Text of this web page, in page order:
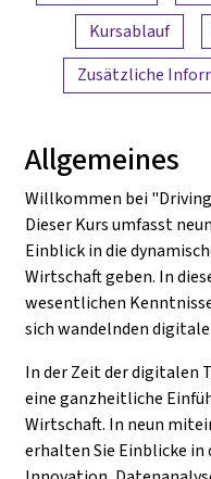
Kursablauf
Zusätzliche
Allgemeines
Willkommen bei
Dieser Kurs umfasst
Einblick in die
Wirtschaft geben. In
wesentlichen
sich wandelnden
In der Zeit der digitalen
eine ganzheitliche
Wirtschaft. In neun
erhalten Sie Einblicke